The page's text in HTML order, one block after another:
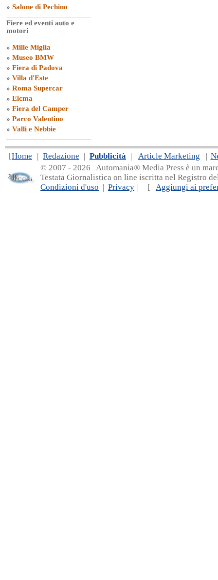
» Salone di Pechino
Fiere ed eventi auto e
motori
» Mille Miglia
» Museo BMW
» Fiera di Padova
» Villa d'Este
» Roma Supercar
» Eicma
» Fiera del Camper
» Parco Valentino
» Valli e Nebbie
[Home | Redazione | Pubblicità | Article Marketing |
© 2007 - 2026 Automania® Media Press è un
Testata Giornalistica on line iscritta nel Registro
Condizioni d'uso | Privacy | [ Aggiungi ai